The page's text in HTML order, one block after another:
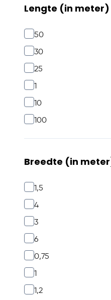
Lengte (in meter)
50
30
25
1
10
100
Breedte (in
1,5
4
3
6
0,75
1
1,2